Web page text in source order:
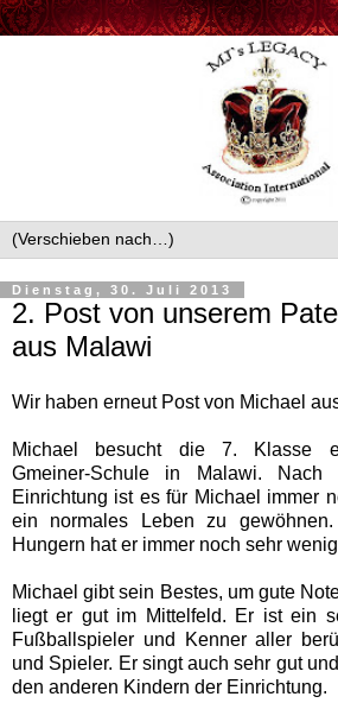
Dienstag, 30. Juli 2013
2. Post von unserem
aus Malawi
Wir haben erneut Post von Michael
Michael besucht die 7. Klasse
Gmeiner-Schule in Malawi.
Einrichtung ist es für Michael immer
ein normales Leben zu
Hungern hat er immer noch sehr
Michael gibt sein Bestes, um gute
liegt er gut im Mittelfeld. Er ist ein
Fußballspieler und Kenner aller
und Spieler. Er singt auch sehr gut
den anderen Kindern der Einrichtung.